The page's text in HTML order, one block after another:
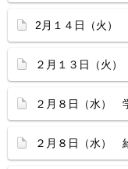
2月１４日（火）
２月１３日（火
２月８日（水）
２月８日（水）